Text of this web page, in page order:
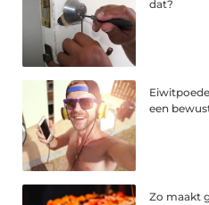
dat?
een
Zo maakt